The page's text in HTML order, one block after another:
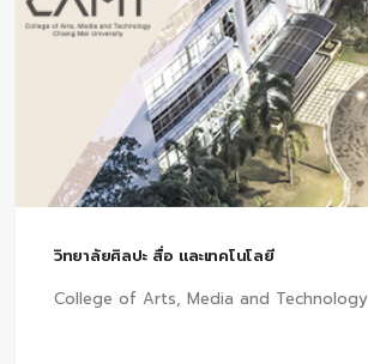
วิทยาลัยศิลปะ สื่อ และเทคโนโลยี
College of Arts, Media and Technology